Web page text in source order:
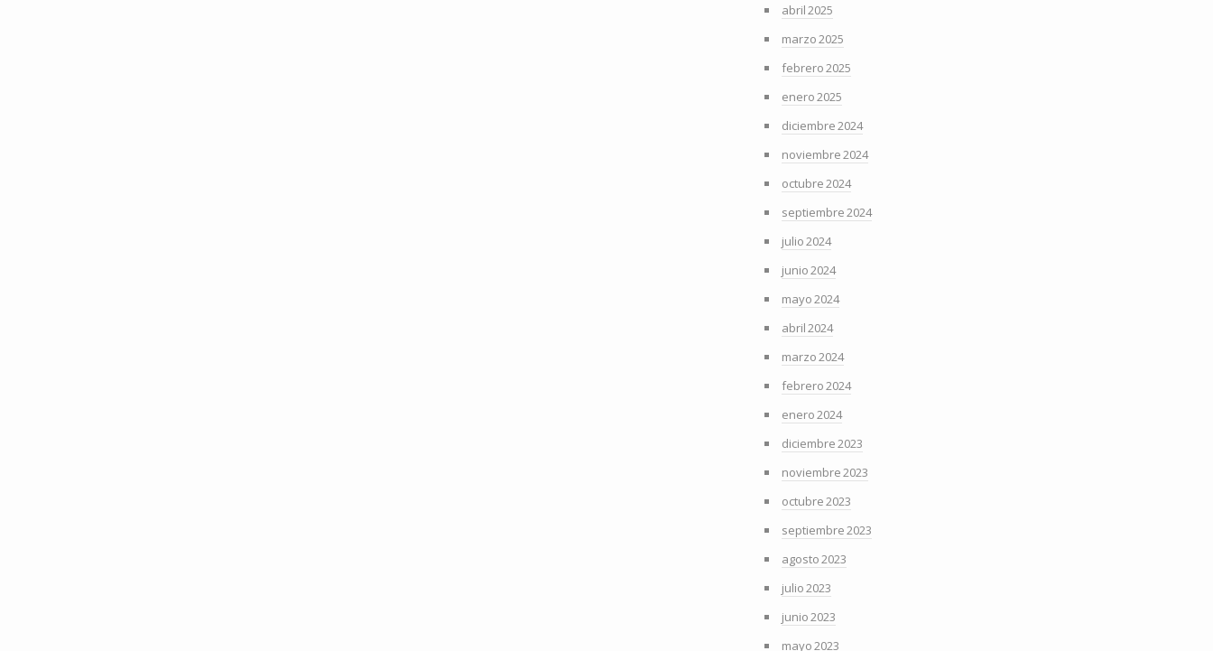
abril 2025
marzo 2025
febrero 2025
enero 2025
diciembre 2024
noviembre 2024
octubre 2024
septiembre 2024
julio 2024
junio 2024
mayo 2024
abril 2024
marzo 2024
febrero 2024
enero 2024
diciembre 2023
noviembre 2023
octubre 2023
septiembre 2023
agosto 2023
julio 2023
junio 2023
mayo 2023